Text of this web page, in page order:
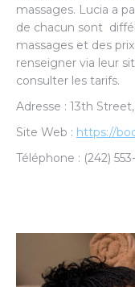
massages. Lucia a
de chacun sont
massages et des
renseigner via leur
consulter les tarifs.
Adresse : 13th
Site Web : https://
Téléphone : (242)